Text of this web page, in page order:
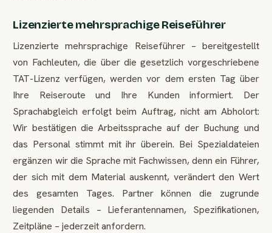
Lizenzierte mehrsprachige Reiseführer
Lizenzierte mehrsprachige Reiseführer – bereitgestellt
von Fachleuten, die über die gesetzlich vorgeschriebene
TAT-Lizenz verfügen, werden vor dem ersten Tag über
Ihre Reiseroute und Ihre Kunden informiert. Der
Sprachabgleich erfolgt beim Auftrag, nicht am Abholort:
Wir bestätigen die Arbeitssprache auf der Buchung und
das Personal stimmt mit ihr überein. Bei Spezialdateien
ergänzen wir die Sprache mit Fachwissen, denn ein Führer,
der sich mit dem Material auskennt, verändert den Wert
des gesamten Tages. Partner können die zugrunde
liegenden Details – Lieferantennamen, Spezifikationen,
Zeitpläne – jederzeit anfordern.